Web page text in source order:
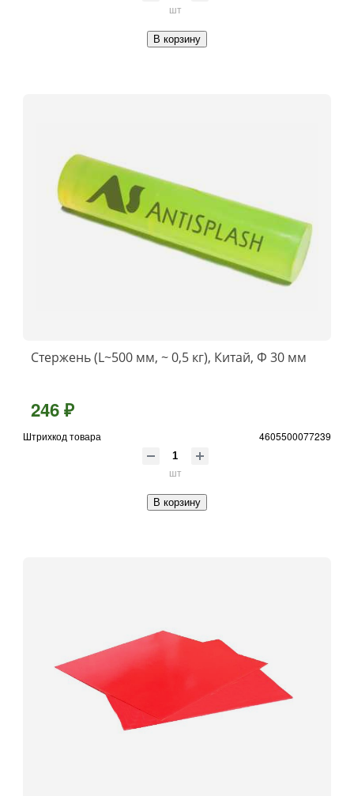
шт
В корзину
Стержень (L~500 мм, ~ 0,5 кг), Китай, Ф 30 мм
246 ₽
Штрихкод товара 4605500077239
шт
В корзину